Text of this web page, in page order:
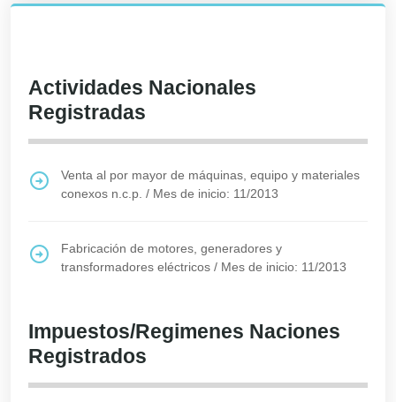
Actividades Nacionales
Registradas
Venta al por mayor de máquinas, equipo y materiales
conexos n.c.p. / Mes de inicio: 11/2013
Fabricación de motores, generadores y
transformadores eléctricos / Mes de inicio: 11/2013
Impuestos/Regimenes Naciones
Registrados